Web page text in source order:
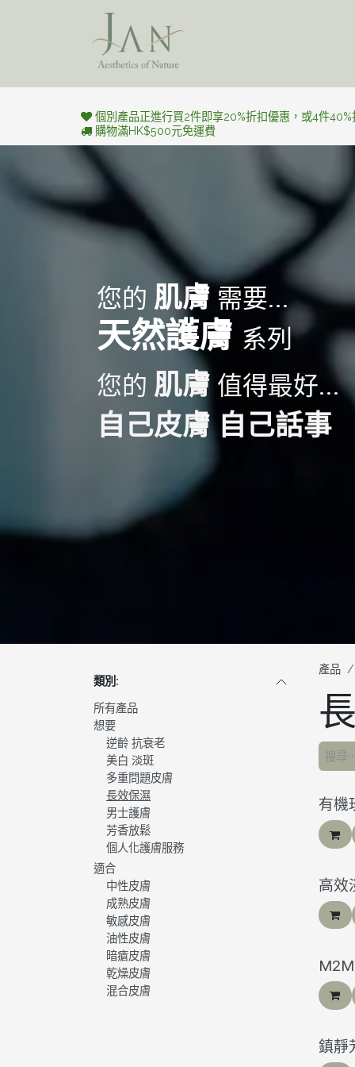
個別產品正進行買2件即享20%折扣優惠，或4件
購物滿HK$500元免運費
您的 肌膚 需要...
天然護膚 系列
您的 肌膚 值得最好...
自己皮膚 自己話事
類別:
所有產品
想要
逆齡 抗衰老
美白 淡斑
多重問題皮膚
長效保濕
男士護膚
芳香放鬆
個人化護膚服務
適合
中性皮膚
成熟皮膚
敏感皮膚
油性皮膚
暗瘡皮膚
乾燥皮膚
混合皮膚
產品
有機
高效
鎮靜